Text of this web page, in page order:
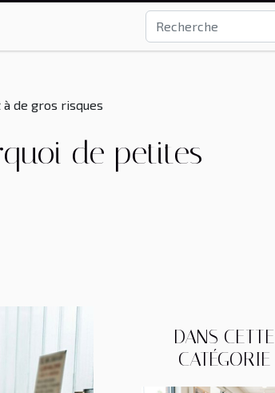
de gros risques
de petites
DANS CETTE
CATÉGORIE